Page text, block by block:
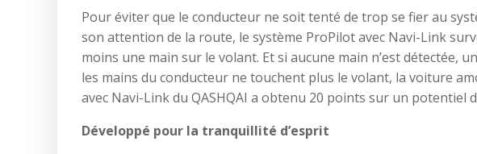
Pour éviter que le conducteur ne soit tenté de trop se fier au
son attention de la route, le système ProPilot avec Navi-Link
moins une main sur le volant. Et si aucune main n’est détectée,
les mains du conducteur ne touchent plus le volant, la voiture
avec Navi-Link du QASHQAI a obtenu 20 points sur un
Développé pour la tranquillité d’esprit